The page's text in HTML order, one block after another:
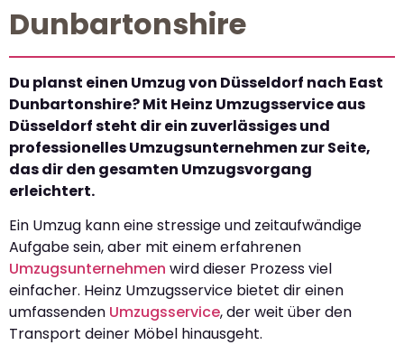
Dunbartonshire
Du planst einen Umzug von Düsseldorf nach East
Dunbartonshire? Mit Heinz Umzugsservice aus
Düsseldorf steht dir ein zuverlässiges und
professionelles Umzugsunternehmen zur Seite,
das dir den gesamten Umzugsvorgang
erleichtert.
Ein Umzug kann eine stressige und zeitaufwändige
Aufgabe sein, aber mit einem erfahrenen
Umzugsunternehmen wird dieser Prozess viel
einfacher. Heinz Umzugsservice bietet dir einen
umfassenden Umzugsservice, der weit über den
Transport deiner Möbel hinausgeht.